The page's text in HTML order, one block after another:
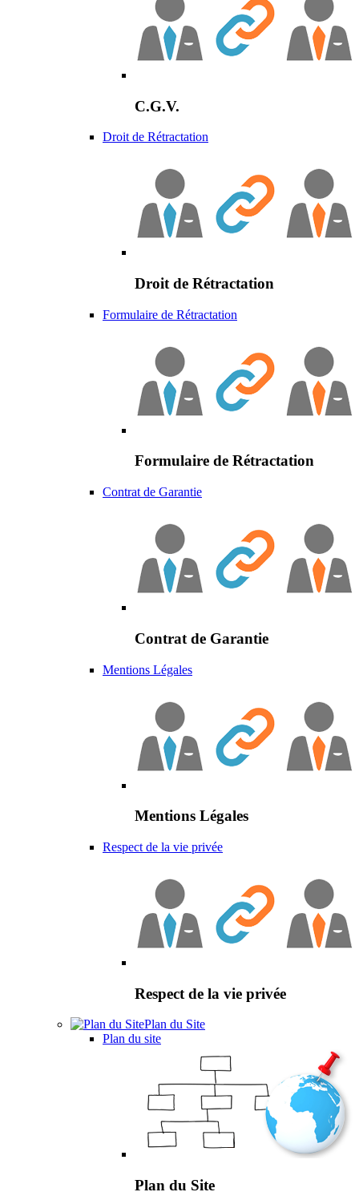
C.G.V.
Droit de Rétractation
Droit de Rétractation
Formulaire de Rétractation
Formulaire de Rétractation
Contrat de Garantie
Contrat de Garantie
Mentions Légales
Mentions Légales
Respect de la vie privée
Respect de la vie privée
Plan du Site
Plan du site
Plan du Site